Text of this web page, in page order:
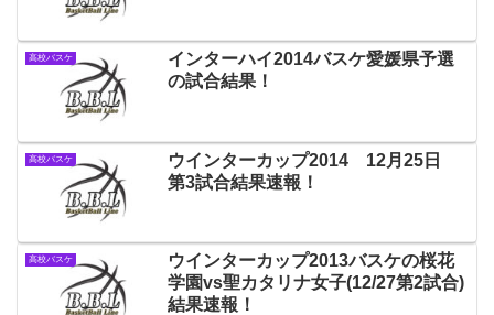
高校バスケ
インターハイ2014バスケ愛媛県予選
の試合結果！
高校バスケ
ウインターカップ2014 12月25日
第3試合結果速報！
高校バスケ
ウインターカップ2013バスケの桜花
学園vs聖カタリナ女子(12/27第2試合)
結果速報！